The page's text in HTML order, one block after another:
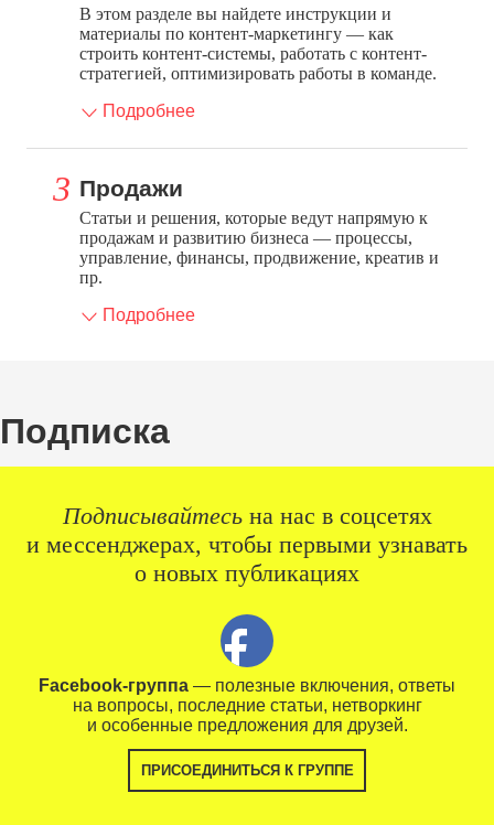
В этом разделе вы найдете инструкции и
материалы по контент-маркетингу — как
строить контент-системы, работать с контент-
стратегией, оптимизировать работы в команде.
Подробнее
Продажи
Статьи и решения, которые ведут напрямую к
продажам и развитию бизнеса — процессы,
управление, финансы, продвижение, креатив и
пр.
Подробнее
Подписка
Подписывайтесьна нас в соцсетях
и мессенджерах, чтобы первыми узнавать
о новых публикациях
Facebook-группа — полезные включения, ответы
на вопросы, последние статьи, нетворкинг
и особенные предложения для друзей.
ПРИСОЕДИНИТЬСЯ К ГРУППЕ